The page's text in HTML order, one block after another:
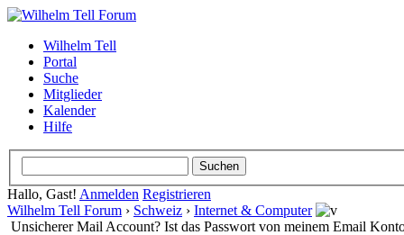
Wilhelm Tell
Portal
Suche
Mitglieder
Kalender
Hilfe
Hallo, Gast! Anmelden Registrieren
Wilhelm Tell Forum › Schweiz › Internet & Computer
Unsicherer Mail Account? Ist das Passwort von meinem Email